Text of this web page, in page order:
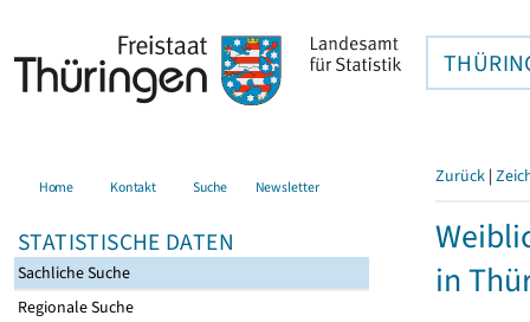
Home Kontakt Suche Newsletter
STATISTISCHE DATEN
Sachliche Suche
Regionale Suche
Zurück |
in